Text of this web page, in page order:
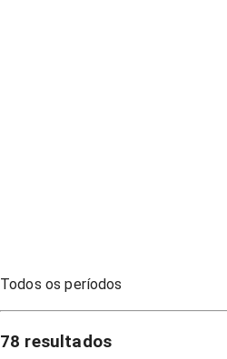
Todos os períodos
78 resultados